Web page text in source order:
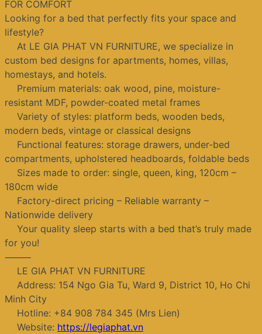
FOR COMFORT
Looking for a bed that perfectly fits your space and
lifestyle?
At LE GIA PHAT VN FURNITURE, we specialize in
custom bed designs for apartments, homes, villas,
homestays, and hotels.
Premium materials: oak wood, pine, moisture-
resistant MDF, powder-coated metal frames
Variety of styles: platform beds, wooden beds,
modern beds, vintage or classical designs
Functional features: storage drawers, under-bed
compartments, upholstered headboards, foldable beds
Sizes made to order: single, queen, king, 120cm –
180cm wide
Factory-direct pricing – Reliable warranty –
Nationwide delivery
Your quality sleep starts with a bed that’s truly made
for you!
⸻
LE GIA PHAT VN FURNITURE
Address: 154 Ngo Gia Tu, Ward 9, District 10, Ho Chi
Minh City
Hotline: +84 908 784 345 (Mrs Lien)
Website: https://legiaphat.vn